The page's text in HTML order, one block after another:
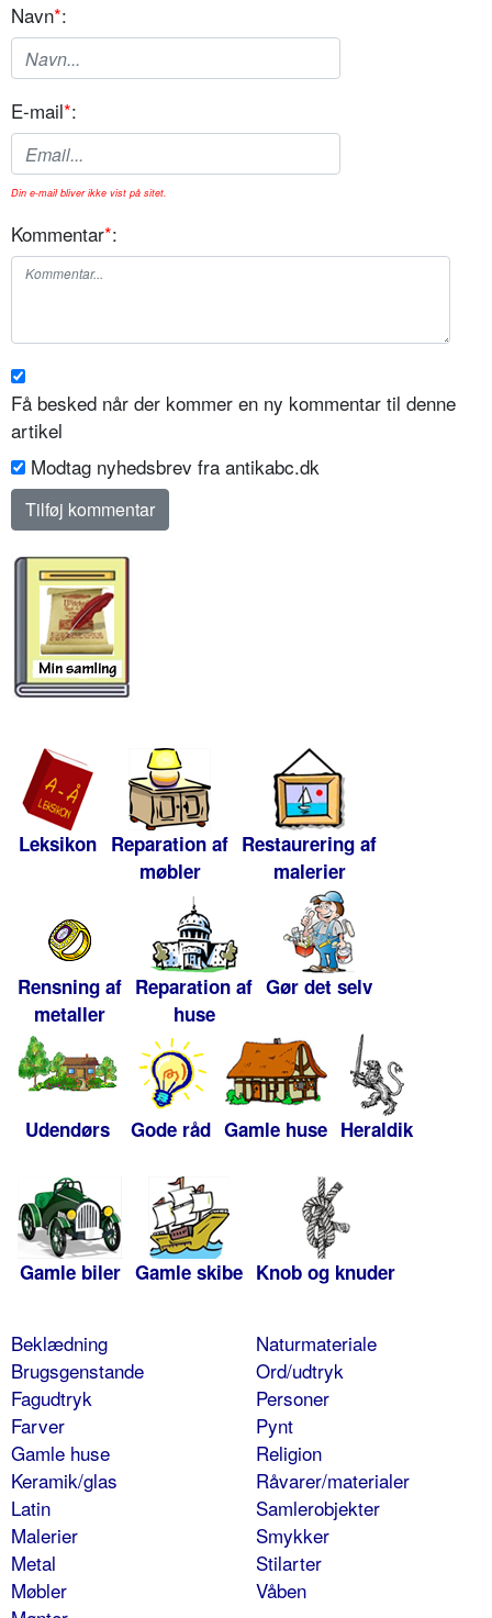
Navn*:
E-mail*:
Din e-mail bliver ikke vist på sitet.
Kommentar*:
Få besked når der kommer en ny kommentar til denne
artikel
Modtag nyhedsbrev fra antikabc.dk
Leksikon Reparation af
møbler
Restaurering af
malerier
Rensning af
metaller
Reparation af
huse
Gør det selv
Udendørs Gode råd Gamle huse Heraldik
Gamle biler Gamle skibe Knob og knuder
Beklædning
Brugsgenstande
Fagudtryk
Farver
Gamle huse
Keramik/glas
Latin
Malerier
Metal
Møbler
Naturmateriale
Ord/udtryk
Personer
Pynt
Religion
Råvarer/materialer
Samlerobjekter
Smykker
Stilarter
Våben